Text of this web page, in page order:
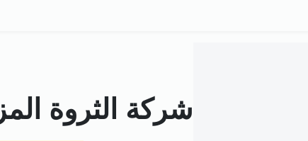
شركة الثروة